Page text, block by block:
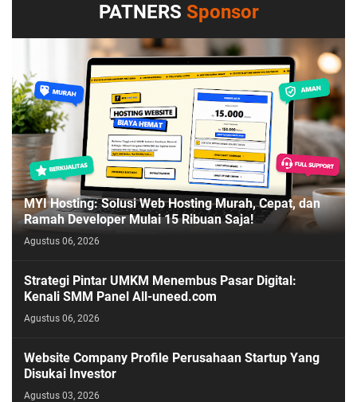
PATNERS Sponsor
MYI Hosting: Solusi Web Hosting Murah, Cepat, dan
Ramah Developer Mulai 15 Ribuan Saja!
Agustus 06, 2026
Strategi Pintar UMKM Menembus Pasar Digital:
Kenali SMM Panel All-uneed.com
Agustus 06, 2026
Website Company Profile Perusahaan Startup Yang
Disukai Investor
Agustus 03, 2026